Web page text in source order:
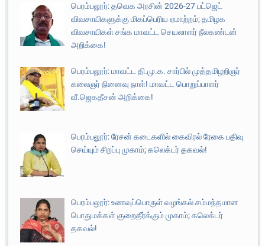
பெரம்பலூர்: தவெக அரசின் 2026-27 பட்ஜெட்
விவசாயிகளுக்கு மிகப்பெரிய ஏமாற்றம்; தமிழக
விவசாயிகள் சங்க மாவட்ட செயலாளர் நீலகண்டன்
அறிக்கை!
பெரம்பலூர்: மாவட்ட தி.மு.க. சார்பில் முத்தமிழறிஞர்
கலைஞர் நினைவு நாள்! மாவட்ட பொறுப்பாளர்
வீ.ஜெகதீசன் அறிக்கை!
பெரம்பலூர்: ரேசன் கடைகளில் கைவிரல் ரேகை பதிவு
செய்யும் சிறப்பு முகாம்; கலெக்டர் தகவல்!
பெரம்பலூர்: உணவுப்பொருள் வழங்கல் சம்மந்தமான
பொதுமக்கள் குறைதீர்க்கும் முகாம்; கலெக்டர்
தகவல்!